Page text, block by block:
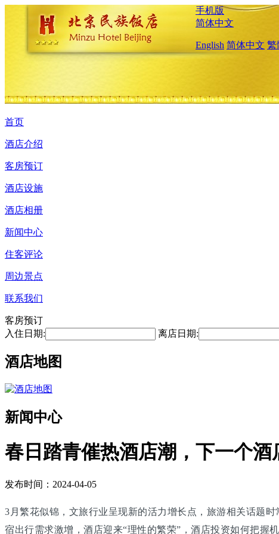
手机版
简体中文
English 简体中文 繁
首页
酒店介绍
客房预订
酒店设施
酒店相册
新闻中心
住客评论
周边景点
联系我们
客房预订
入住日期:
离店日期:
酒店地图
新闻中心
春日踏青催热酒店潮，下一个酒
发布时间：2024-04-05
3月繁花似锦，文旅行业呈现新的活力增长点，旅游相关话题
宿出行需求激增，酒店迎来“理性的繁荣”，酒店投资如何把握机